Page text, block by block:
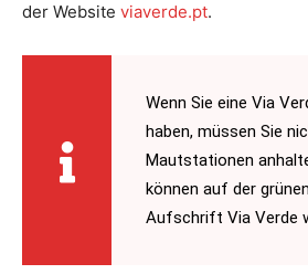
der Website viaverde.pt.
Wenn Sie eine Via
haben, müssen Sie
Mautstationen
können auf der
Aufschrift Via Verde